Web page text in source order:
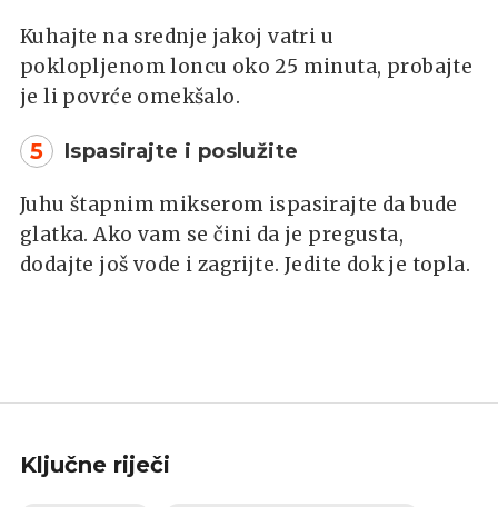
Kuhajte na srednje jakoj vatri u
poklopljenom loncu oko 25 minuta, probajte
je li povrće omekšalo.
5 Ispasirajte i poslužite
Juhu štapnim mikserom ispasirajte da bude
glatka. Ako vam se čini da je pregusta,
dodajte još vode i zagrijte. Jedite dok je topla.
Ključne riječi